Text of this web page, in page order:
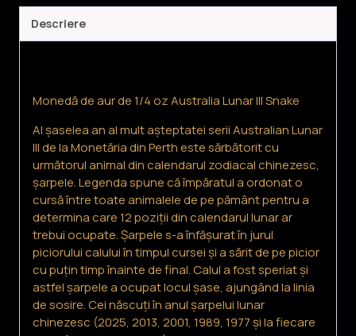
Australia
Lunar
Descriere
Monedă de aur de 1/4 oz Australia Lunar III Snake
Al șaselea an al mult așteptatei serii Australian Lunar
III de la Monetăria din Perth este sărbătorit cu
următorul animal din calendarul zodiacal chinezesc,
șarpele. Legenda spune că împăratul a ordonat o
cursă între toate animalele de pe pământ pentru a
determina care 12 poziții din calendarul lunar ar
trebui ocupate. Șarpele s-a înfășurat în jurul
piciorului calului în timpul cursei și a sărit de pe picior
cu puțin timp înainte de final. Calul a fost speriat și
astfel șarpele a ocupat locul șase, ajungând la linia
de sosire. Cei născuți în anul șarpelui lunar
chinezesc (2025, 2013, 2001, 1989, 1977 și la fiecare